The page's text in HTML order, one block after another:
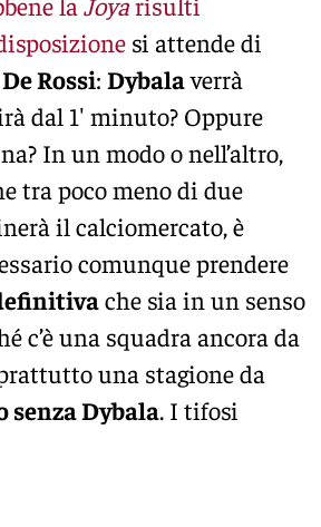
si attende di
De Rossi: Dybalaverrà
dal 1′ minuto? Oppure
In un modo o nell’altro,
tra poco meno di due
il calciomercato, è
comunque prendere
che sia in un senso
c’è una squadra ancora da
una stagione da
senza Dybala. I tifosi